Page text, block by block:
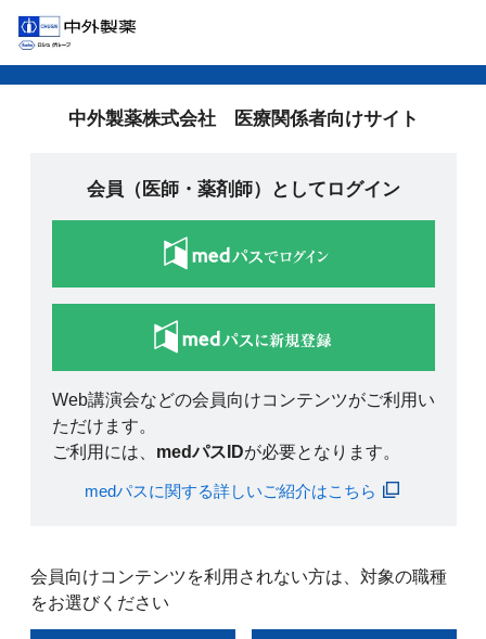
中外製薬株式会社 医療関係者向けサイト
会員（医師・薬剤師）としてログイン
Web講演会などの会員向けコンテンツがご利用い
ただけます。
ご利用には、 medパスIDが必要となります。
medパスに関する詳しいご紹介はこちら
会員向けコンテンツを利用されない方は、対象の職種
をお選びください